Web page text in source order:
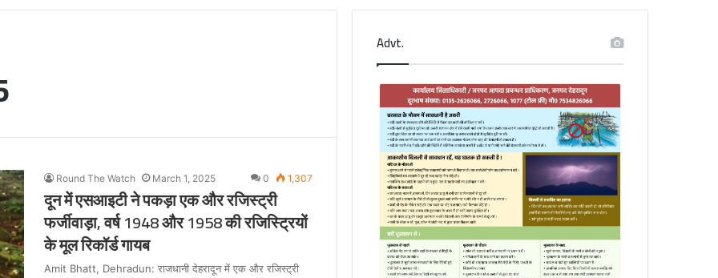
for
Round The Watch March 1, 2025 0 1,307
दून में एसआइटी ने पकड़ा एक और रजिस्ट्री
फर्जीवाड़ा, वर्ष 1948 और 1958 की रजिस्ट्रियों
के मूल रिकॉर्ड गायब
Amit Bhatt, Dehradun: राजधानी देहरादून में एक और रजिस्ट्री
Advt.